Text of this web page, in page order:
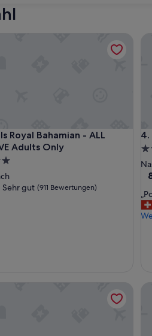
Royal Bahamian - ALL
Adults Only
Bahamian - ALL INCLUSIVE
Sehr gut (911 Bewertungen)
4.
„
P
o